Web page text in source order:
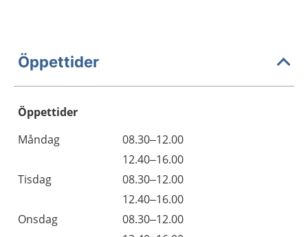
Öppettider
Öppettider
Dag
Öppettider
Kommentarer
Måndag
08.30–12.00
12.40–16.00
Tisdag
08.30–12.00
12.40–16.00
Onsdag
08.30–12.00